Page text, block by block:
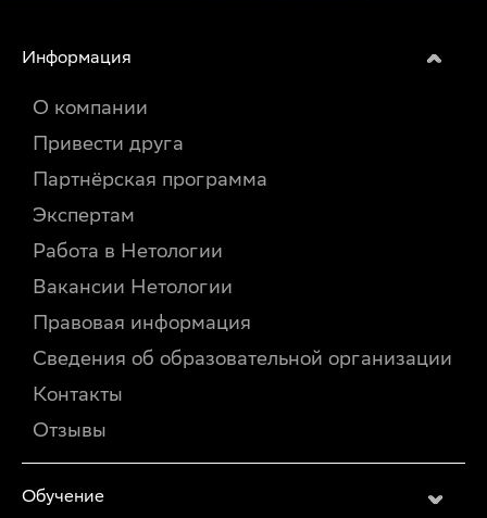
Екатеринбург
Казань
Новгород
Красноярск
Челябинск
Самара
Ростов-
Дону
Краснодар
Омск
Воронеж
Волгоград
Саратов
Тюмень
Тольятти
Махачкала
Ижевск
Хабаровск
Информация
О компании
Привести друга
Партнёрская программа
Экспертам
Работа в Нетологии
Вакансии Нетологии
Правовая информация
Сведения об образовательной организации
Контакты
Отзывы
Обучение